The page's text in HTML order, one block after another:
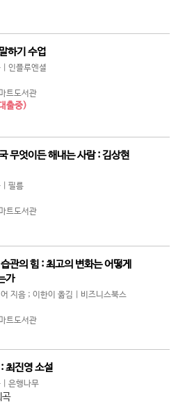
하기 수업
| 인플루엔셜
트도서관
출중)
무엇이든 해내는 사람 : 김상현
| 필름
트도서관
관의 힘 : 최고의 변화는 어떻게
가
지음 ; 이한이 옮김 | 비즈니스북스
트도서관
최진영 소설
| 은행나무